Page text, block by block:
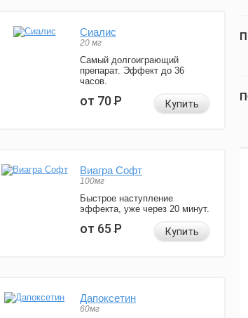
Сиалис
20 мг
Самый долгоиграющий
препарат. Эффект до 36
часов.
от 70Р Купить
Виагра Софт
100мг
Быстрое наступление
эффекта, уже через 20 минут.
от 65Р Купить
Дапоксетин
60мг